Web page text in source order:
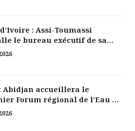
d’Ivoire : Assi-Toumassi
le bureau exécutif de sa
de développement
Abidjan accueillera le
Forum régional de l’Eau de
de l’Ouest